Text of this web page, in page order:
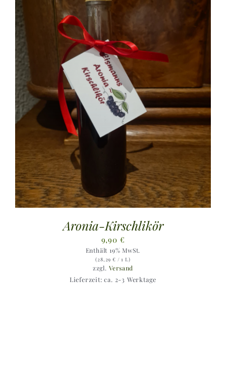
Aronia-Kirschlikör
9,90 €
Enthält 19% MwSt.
(28,29€ / 1 L)
zzgl. Versand
Lieferzeit: ca. 2-3 Werktage